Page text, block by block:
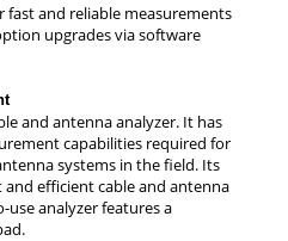
fast and reliable measurements
upgrades via software
and antenna analyzer. It has
capabilities required for
systems in the field. Its
efficient cable and antenna
use analyzer features a